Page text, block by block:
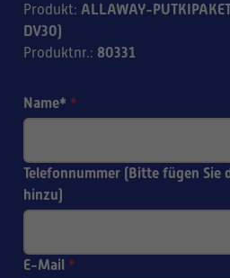
Produkt: ALLAWAY-
DV30)
Produktnr.: 80331
Name* *
Telefonnummer (Bitte fügen Sie
hinzu)
E-Mail *